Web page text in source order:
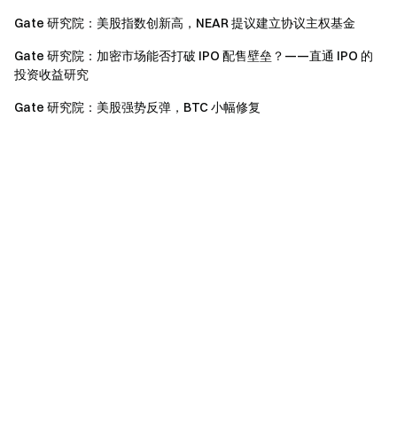
Gate 研究院：美股指数创新高，NEAR 提议建立协议主权基金
Gate 研究院：加密市场能否打破 IPO 配售壁垒？——直通 IPO 的
投资收益研究
Gate 研究院：美股强势反弹，BTC 小幅修复